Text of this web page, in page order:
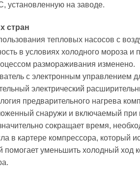
установленную на заводе.
стран
тепловых насосов с
в условиях холодного мороза
размораживания изменено.
с электронным управлением
электрический
предварительного нагрева
снаружи и включаемый
сокращает время,
в картере компрессора, который
уменьшить холодный